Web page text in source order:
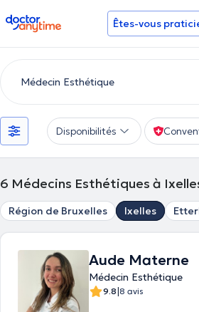
doctoranytime Êtes-vous
Disponibilités
6 Médecins Esthétiques à
Région de Bruxelles Ixelles
Aude Materne
Médecin Esthétique
9.8|8 avis